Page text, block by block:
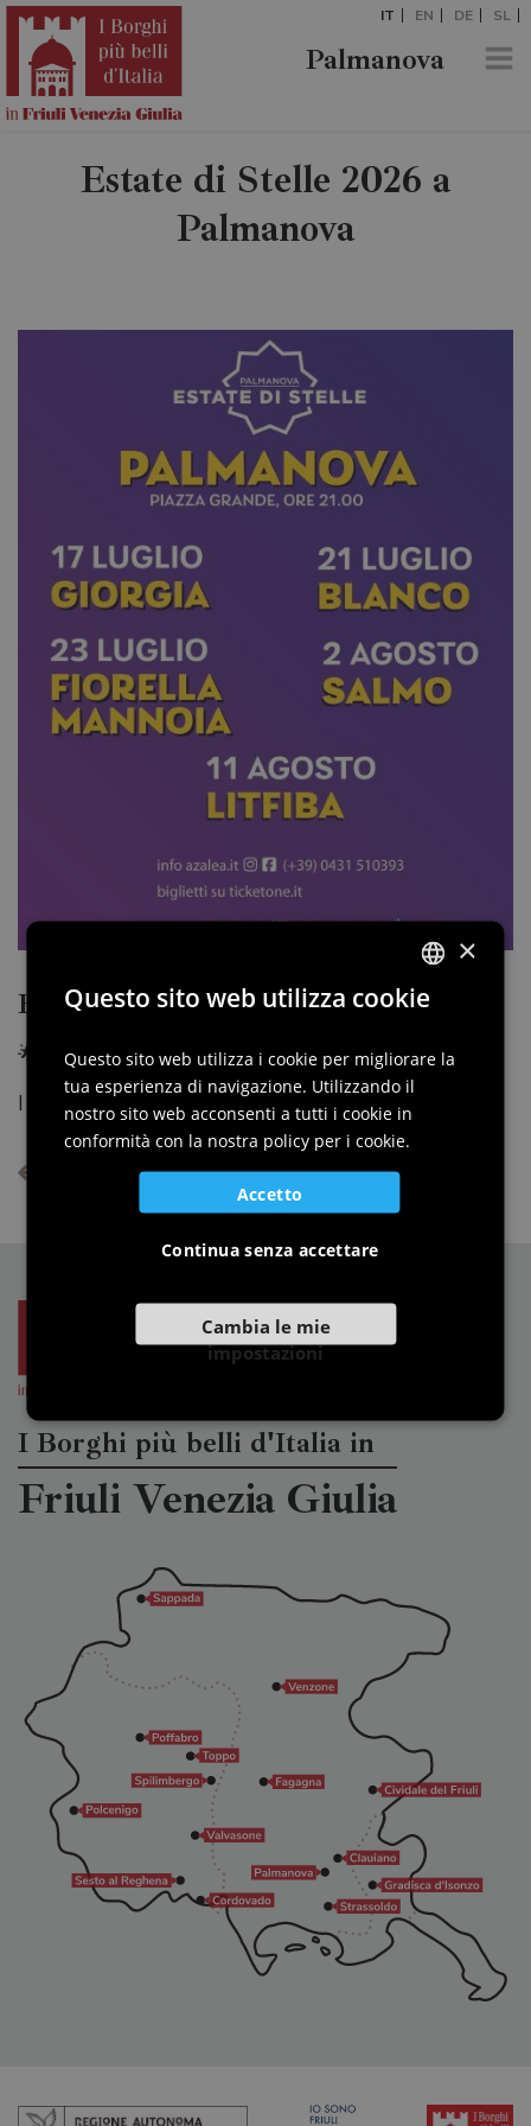
IT EN DE SL
Palmanova
Estate di Stelle 2026 a
Palmanova
Estate di Stelle a Palmanova
🌟 ESTATE DI STELLE A #PALMANOVA
I grandi eventi live in Piazza Grande
Vedi tutte le news di Palmanova
I Borghi più belli d'Italia in
Friuli Venezia Giulia
ENGLISH
GERMAN
SLOVENIAN
×
Questo sito web utilizza cookie
Questo sito web utilizza i cookie per migliorare la
tua esperienza di navigazione. Utilizzando il
nostro sito web acconsenti a tutti i cookie in
conformità con la nostra policy per i cookie.
Accetto
Continua senza accettare
Cambia le mie
impostazioni